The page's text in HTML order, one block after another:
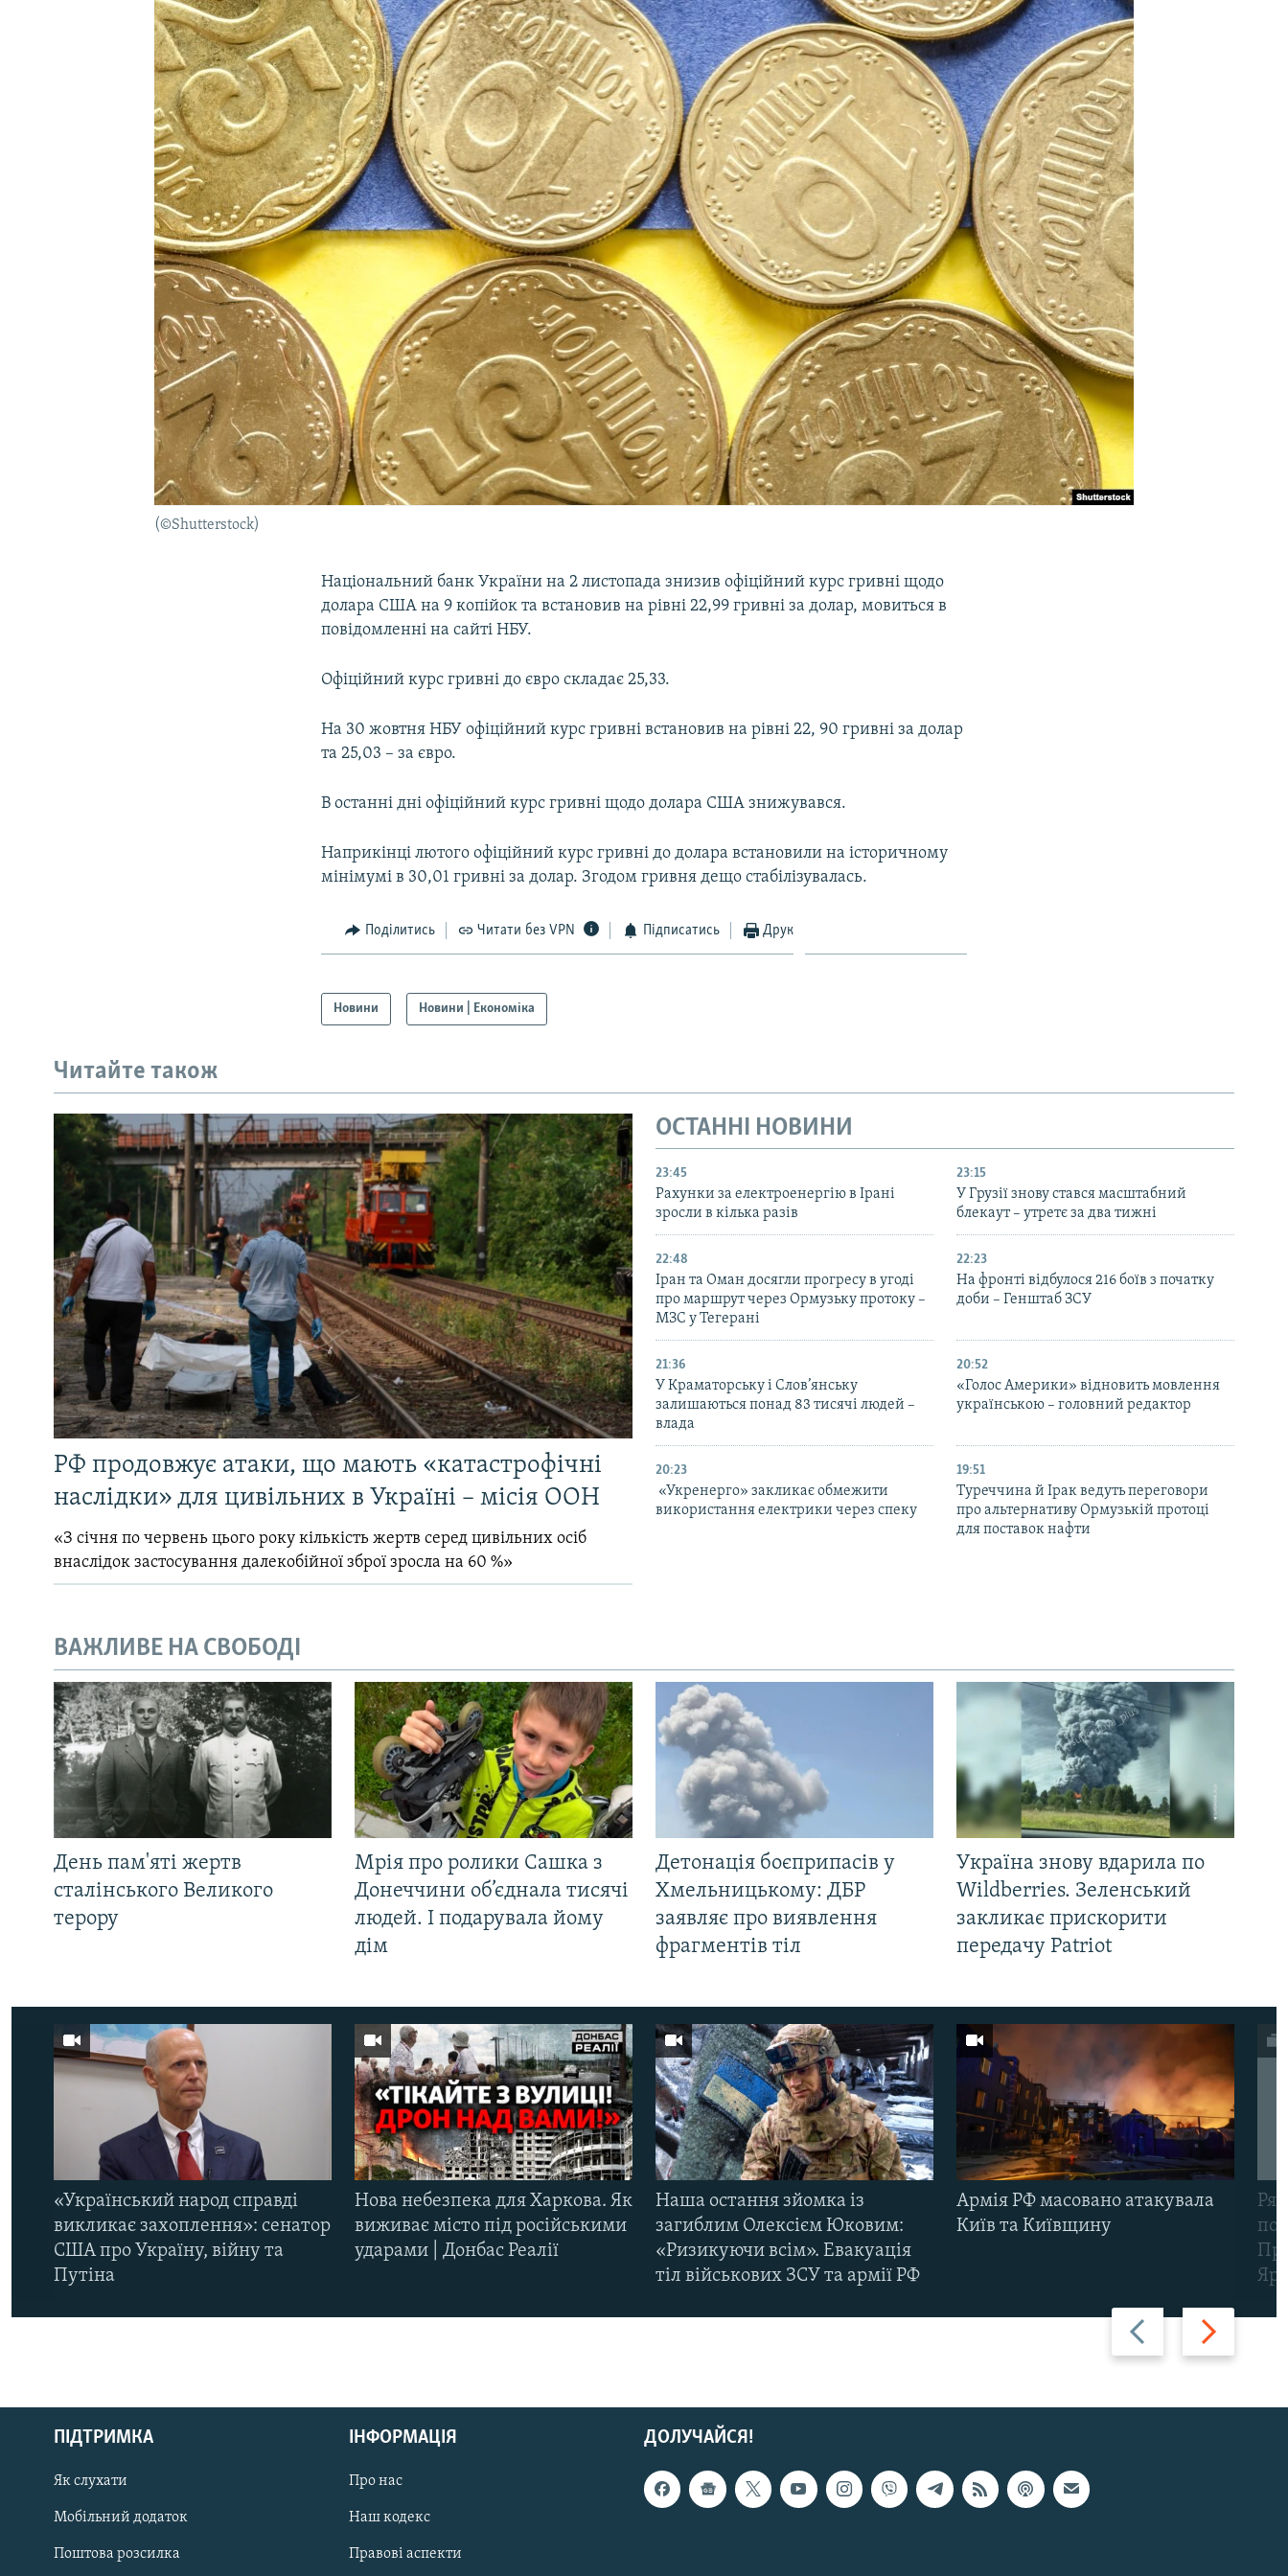
РУС
ДОЛУЧАЙСЯ!
(©Shutterstock)
Національний банк України на 2 листопада знизив офіційний курс гривні щодо
долара США на 9 копійок та встановив на рівні 22,99 гривні за долар, мовиться в
повідомленні на сайті НБУ.
Офіційний курс гривні до євро складає 25,33.
На 30 жовтня НБУ офіційний курс гривні встановив на рівні 22, 90 гривні за долар
та 25,03 – за євро.
В останні дні офіційний курс гривні щодо долара США знижувався.
Наприкінці лютого офіційний курс гривні до долара встановили на історичному
мінімумі в 30,01 гривні за долар. Згодом гривня дещо стабілізувалась.
Поділитись Читати без VPN Підписатись Друк
Новини Новини | Економіка
Читайте також
РФ продовжує атаки, що мають «катастрофічні
наслідки» для цивільних в Україні – місія ООН
«З січня по червень цього року кількість жертв серед цивільних осіб
внаслідок застосування далекобійної зброї зросла на 60 %»
ОСТАННІ НОВИНИ
23:45
Рахунки за електроенергію в Ірані
зросли в кілька разів
23:15
У Грузії знову стався масштабний
блекаут – утретє за два тижні
22:48
Іран та Оман досягли прогресу в угоді
про маршрут через Ормузьку протоку –
МЗС у Тегерані
22:23
На фронті відбулося 216 боїв з початку
доби – Генштаб ЗСУ
21:36
У Краматорську і Слов’янську
залишаються понад 83 тисячі людей –
влада
20:52
«Голос Америки» відновить мовлення
українською – головний редактор
20:23
«Укренерго» закликає обмежити
використання електрики через спеку
19:51
Туреччина й Ірак ведуть переговори
про альтернативу Ормузькій протоці
для поставок нафти
ВАЖЛИВЕ НА СВОБОДІ
День пам'яті жертв
сталінського Великого
терору
Мрія про ролики Сашка з
Донеччини об’єднала тисячі
людей. І подарувала йому
дім
Детонація боєприпасів у
Хмельницькому: ДБР
заявляє про виявлення
фрагментів тіл
Україна знову вдарила по
Wildberries. Зеленський
закликає прискорити
передачу Patriot
Назад Вперед
«Український народ справді
викликає захоплення»: сенатор
США про Україну, війну та
Путіна
Нова небезпека для Харкова. Як
виживає місто під російськими
ударами | Донбас Реалії
Наша остання зйомка із
загиблим Олексієм Юковим:
«Ризикуючи всім». Евакуація
тіл військових ЗСУ та армії РФ
Армія РФ масовано атакувала
Київ та Київщину
ДОЛУЧАЙСЯ!
ПІДТРИМКА
Як слухати
Мобільний додаток
Поштова розсилка
ІНФОРМАЦІЯ
Про нас
Наш кодекс
Правові аспекти